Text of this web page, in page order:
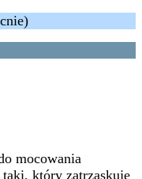
mocowania
który zatrzaskuje